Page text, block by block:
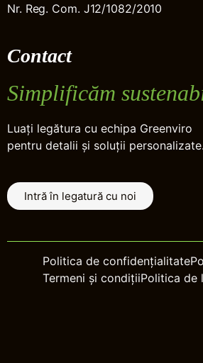
Nr. Reg. Com. J12/1082/2010
Contact
Simplificăm
Luați legătura cu echipa Greenviro
pentru detalii și soluții personalizate.
Intră în legatură cu noi
Politica de confidențialitate
Termeni și condițiiPolitica de